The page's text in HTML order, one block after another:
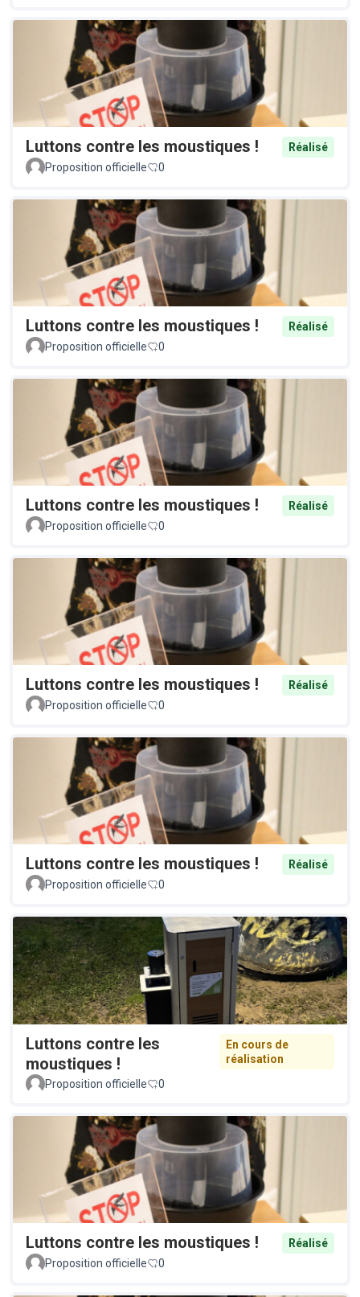
Luttons contre les moustiques !
Réalisé
Proposition officielle
0
Luttons contre les moustiques !
Réalisé
Proposition officielle
0
Luttons contre les moustiques !
Réalisé
Proposition officielle
0
Luttons contre les moustiques !
Réalisé
Proposition officielle
0
Luttons contre les moustiques !
Réalisé
Proposition officielle
0
Luttons contre les
moustiques !
En cours de
réalisation
Proposition officielle
0
Luttons contre les moustiques !
Réalisé
Proposition officielle
0